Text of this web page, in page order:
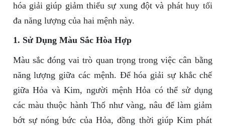
hóa giải giúp giảm thiểu sự xung đột và phát huy tối
đa năng lượng của hai mệnh này.
1. Sử Dụng Màu Sắc Hòa Hợp
Màu sắc đóng vai trò quan trọng trong việc cân bằng
năng lượng giữa các mệnh. Để hóa giải sự khắc chế
giữa Hỏa và Kim, người mệnh Hỏa có thể sử dụng
các màu thuộc hành Thổ như vàng, nâu để làm giảm
bớt sự nóng bức của Hỏa, đồng thời giúp Kim phát